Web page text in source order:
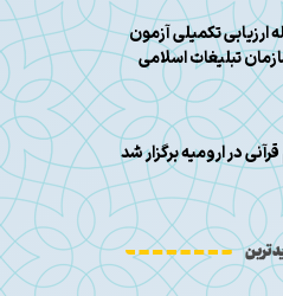
ارزیابی تکمیلی آزمون
تبلیغات اسلامی
در ارومیه برگزار شد